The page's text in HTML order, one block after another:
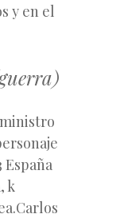
y en el
ministro
España
k